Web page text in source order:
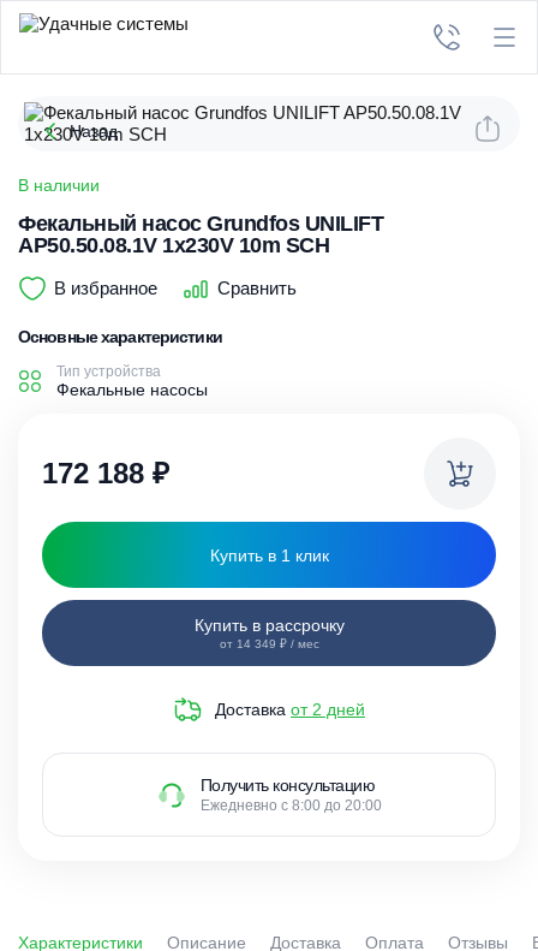
Назад
В наличии
Фекальный насос Grundfos UNILIFT
AP50.50.08.1V 1x230V 10m SCH
В избранное Сравнить
Основные характеристики
Тип устройства
Фекальные насосы
172 188 ₽
Купить в 1 клик
Купить в рассрочку
от 14 349 ₽ / мес
Доставка от 2 дней
Получить консультацию
Ежедневно с 8:00 до 20:00
Характеристики Описание Доставка Оплата Отзывы